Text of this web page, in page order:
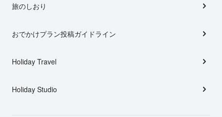
旅のしおり
おでかけプラン投稿ガイドライン
Holiday Travel
Holiday Studio